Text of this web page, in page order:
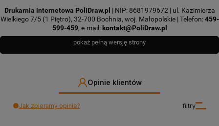
Drukarnia internetowa PoliDraw.pl | NIP: 8681979672 | ul. Kazimierza
Wielkiego 7/5 (1 Piętro), 32-700 Bochnia, woj. Małopolskie | Telefon: 459-
599-459, e-mail: kontakt@PoliDraw.pl
pokaż pełną wersję strony
Opinie klientów
filtry
Jak zbieramy opinie?